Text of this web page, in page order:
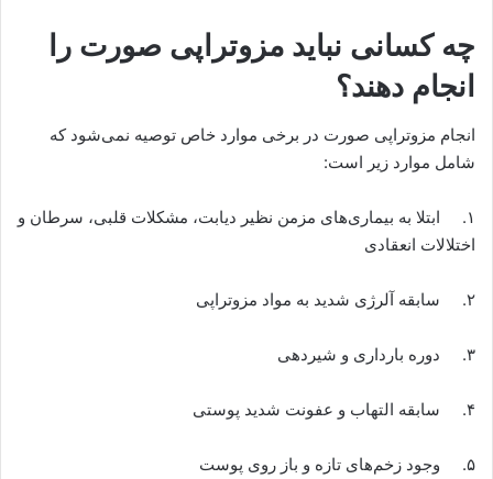
چه کسانی نباید مزوتراپی صورت را
انجام دهند؟
انجام مزوتراپی صورت در برخی موارد خاص توصیه نمی‌شود که
شامل موارد زیر است:
۱. ابتلا به بیماری‌های مزمن نظیر دیابت، مشکلات قلبی، سرطان و
اختلالات انعقادی
۲. سابقه آلرژی شدید به مواد مزوتراپی
۳. دوره بارداری و شیردهی
۴. سابقه التهاب و عفونت شدید پوستی
۵. وجود زخم‌های تازه و باز روی پوست